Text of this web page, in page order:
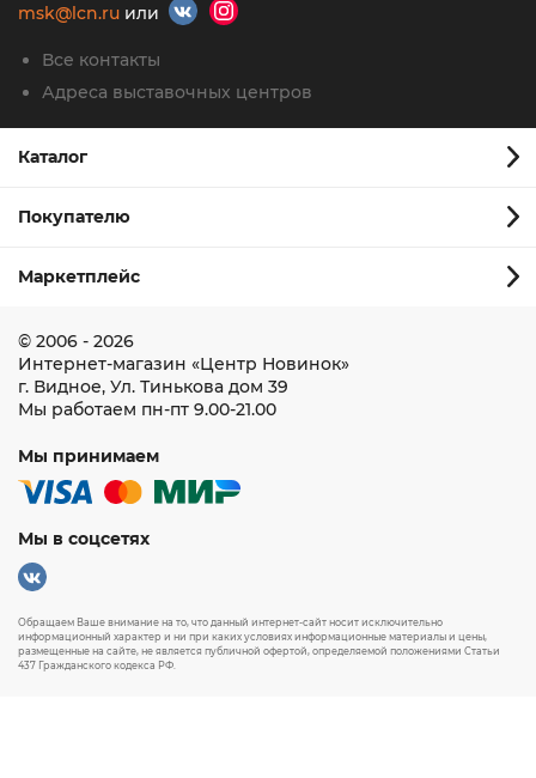
msk@lcn.ru или
Все контакты
Адреса выставочных центров
Каталог
Покупателю
Маркетплейс
© 2006 - 2026
Интернет-магазин «Центр Новинок»
г. Видное, Ул. Тинькова дом 39
Мы работаем пн-пт 9.00-21.00
Мы принимаем
Мы в соцсетях
Обращаем Ваше внимание на то, что данный интернет-сайт носит исключительно
информационный характер и ни при каких условиях информационные материалы и цены,
размещенные на сайте, не является публичной офертой, определяемой положениями Статьи
437 Гражданского кодекса РФ.